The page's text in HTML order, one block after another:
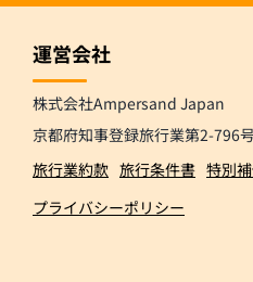
運営会社
株式会社Ampersand Japan
京都府知事登録旅行業第2-796
旅行業約款 旅行条件書 特別
プライバシーポリシー